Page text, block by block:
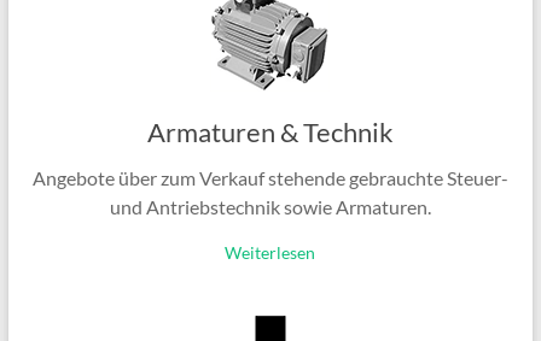
Armaturen & Technik
Angebote über zum Verkauf stehende gebrauchte Steuer-
und Antriebstechnik sowie Armaturen.
Weiterlesen